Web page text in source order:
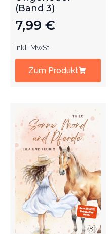
(Band 3)
7,99 €
inkl. MwSt.
Zum Produkt